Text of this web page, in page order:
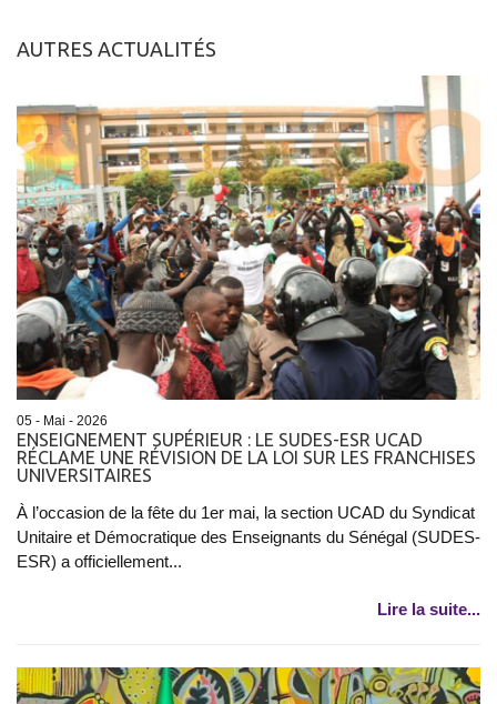
AUTRES ACTUALITÉS
05 - Mai - 2026
ENSEIGNEMENT SUPÉRIEUR : LE SUDES-ESR UCAD
RÉCLAME UNE RÉVISION DE LA LOI SUR LES FRANCHISES
UNIVERSITAIRES
À l’occasion de la fête du 1er mai, la section UCAD du Syndicat
Unitaire et Démocratique des Enseignants du Sénégal (SUDES-
ESR) a officiellement...
Lire la suite...